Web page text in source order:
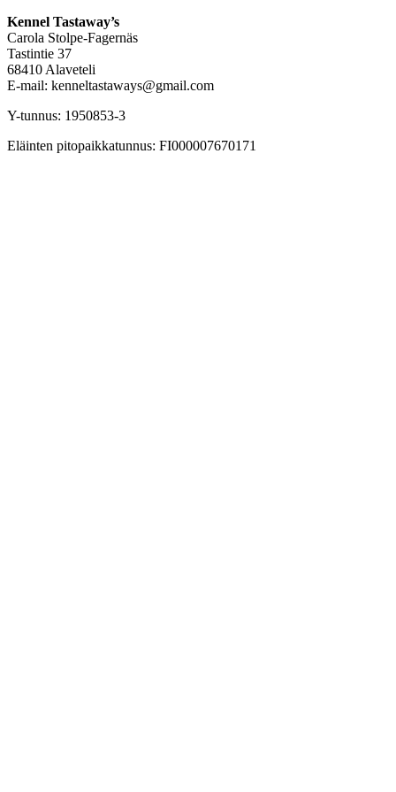
Kennel Tastaway’s
Carola Stolpe-Fagernäs
Tastintie 37
68410 Alaveteli
E-mail: kenneltastaways@gmail.com
Y-tunnus: 1950853-3
Eläinten pitopaikkatunnus: FI000007670171